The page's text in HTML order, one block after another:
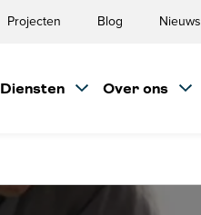
Projecten Blog Nieuws
Diensten Over ons